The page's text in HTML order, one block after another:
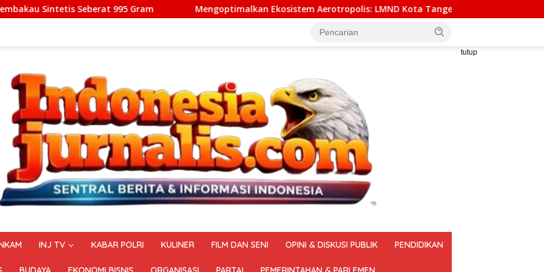
Gram Mengoptimalkan Ekosistem Aerotropolis: LMND Kota Tangerang Mendorong Pemindahan Yuridiksi
tutup
INJ TV KABAR POLRI KULINER FILM DAN SENI OPINI & DISKUSI PUBLIK PENDIDIKAN